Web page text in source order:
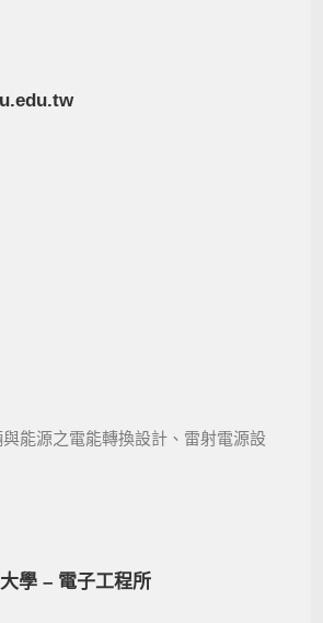
能源之電能轉換設計、雷射電源設
學 – 電子工程所